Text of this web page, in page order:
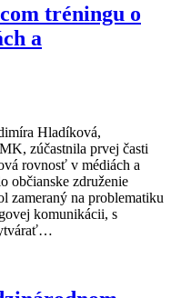
tréningu o
a
Hladíková,
zúčastnila prvej časti
rovnosť v médiách a
občianske združenie
na problematiku
komunikácii, s